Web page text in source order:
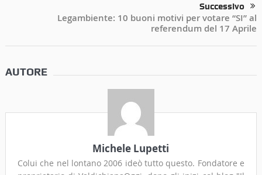
Successivo
Legambiente: 10 buoni motivi per votare “SI” al
referendum del 17 Aprile
AUTORE
Michele Lupetti
Colui che nel lontano 2006 ideò tutto questo. Fondatore e